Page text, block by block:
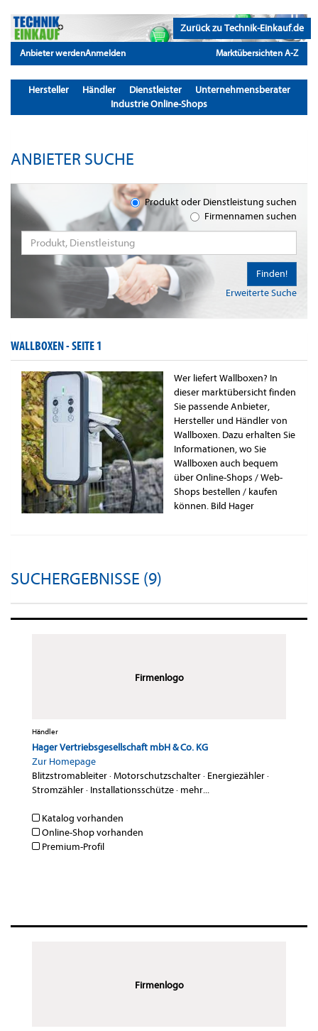
Zurück zu Technik-Einkauf.de
Anbieter werdenAnmelden Marktübersichten A-Z
Hersteller Händler Dienstleister
Unternehmensberater
Industrie Online-Shops
ANBIETER SUCHE
Produkt oder Dienstleistung suchen
Firmennamen suchen
Erweiterte Suche
Finden!
WALLBOXEN -SEITE 1
Wer liefert Wallboxen? In
dieser marktübersicht finden
Sie passende Anbieter,
Hersteller und Händler von
Wallboxen. Dazu erhalten Sie
Informationen, wo Sie
Wallboxen auch bequem
über Online-Shops / Web-
Shops bestellen / kaufen
können. Bild Hager
SUCHERGEBNISSE (9)
Firmenlogo
Händler
Hager Vertriebsgesellschaft mbH & Co. KG
Zur Homepage
Blitzstromableiter·Motorschutzschalter· Energiezähler·
Stromzähler· Installationsschütze· mehr...
Katalog vorhanden
Online-Shop vorhanden
Premium-Profil
Firmenlogo